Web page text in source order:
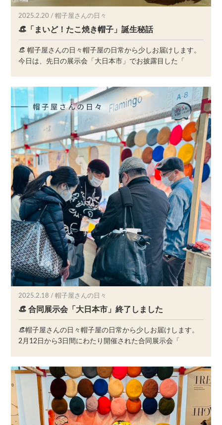
2025.2.20 / 帽子屋さんの日々
👒「まいど！たこ焼き帽子」誕生秘話
👒 帽子屋さんの日々帽子屋の日常から少しお届けします。
今日は、先日の展示会「大日本市」でお披露目した「
2025.2.18 / 帽子屋さんの日々
👒 合同展示会「大日本市」終了しました
👒帽子屋さんの日々帽子屋の日常から少しお届けします。
2月12日から3日間にわたり開催された合同展示会「